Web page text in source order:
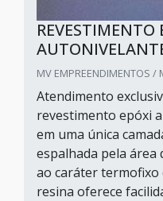
REVESTIMENTO
MV EMPREENDIMENTOS /
Atendimento
revestimento epóxi
em uma única
espalhada pela área
ao caráter termofixo
resina oferece